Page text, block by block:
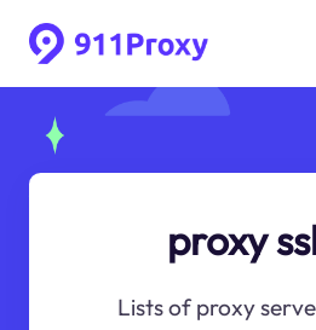
proxy
Lists of proxy